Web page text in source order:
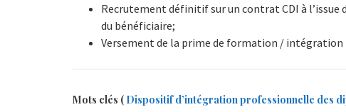
Recrutement définitif sur un contrat CDI à
du bénéficiaire;
Versement de la prime de formation / intégration
Mots clés ( Dispositif d’intégration professionnelle des